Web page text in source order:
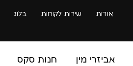
אודות שירות לקוחות בלוג
אביזרי מין חנות סקס